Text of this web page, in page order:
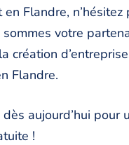
Flandre, n’hésitez
votre
création
Flandre.
aujourd’hui pour
!